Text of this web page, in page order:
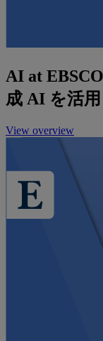
AI at
成 AI を活
View overview